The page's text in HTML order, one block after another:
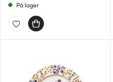
På lager